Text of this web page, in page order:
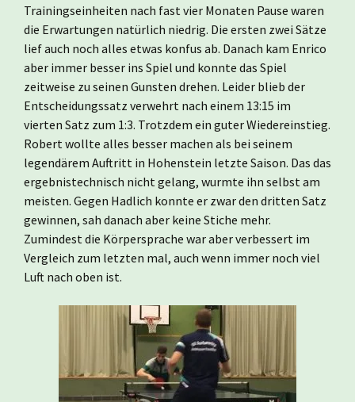
Trainingseinheiten nach fast vier Monaten Pause waren
die Erwartungen natürlich niedrig. Die ersten zwei Sätze
lief auch noch alles etwas konfus ab. Danach kam Enrico
aber immer besser ins Spiel und konnte das Spiel
zeitweise zu seinen Gunsten drehen. Leider blieb der
Entscheidungssatz verwehrt nach einem 13:15 im
vierten Satz zum 1:3. Trotzdem ein guter Wiedereinstieg.
Robert wollte alles besser machen als bei seinem
legendärem Auftritt in Hohenstein letzte Saison. Das das
ergebnistechnisch nicht gelang, wurmte ihn selbst am
meisten. Gegen Hadlich konnte er zwar den dritten Satz
gewinnen, sah danach aber keine Stiche mehr.
Zumindest die Körpersprache war aber verbessert im
Vergleich zum letzten mal, auch wenn immer noch viel
Luft nach oben ist.